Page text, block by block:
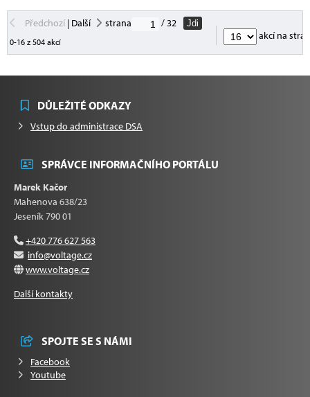
Předchozí| Další strana / 32
Jdi
0-16 z 504 akcí
akcí na
DŮLEŽITÉ ODKAZY
Vstup do administrace DSA
SPRÁVCE INFORMAČNÍHO PORTÁLU
Marek Kačor
Mahenova 638/23
Jeseník 790 01
+420 776 627 563
info@voltage.cz
www.voltage.cz
Další kontakty
SPOJTE SE S NÁMI
Facebook
Youtube